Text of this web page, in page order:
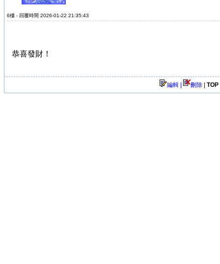
6樓 - 回覆時間 2026-01-22 21:35:43
恭喜發財！
編輯 | 刪除 TOP